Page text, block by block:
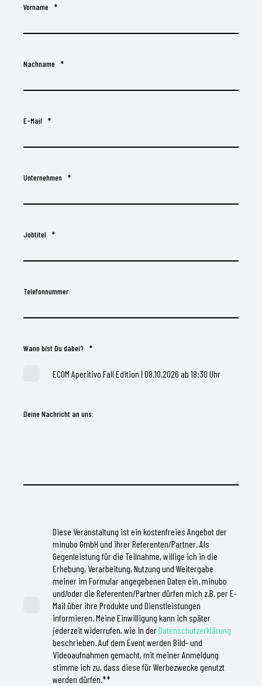
Vorname *
Nachname *
E-Mail *
Unternehmen *
Jobtitel *
Telefonnummer
Wann bist Du dabei? *
ECOM Aperitivo Fall Edition | 08.10.2026 ab 18:30 Uhr
Deine Nachricht an uns:
Diese Veranstaltung ist ein kostenfreies Angebot der
minubo GmbH und ihrer Referenten/Partner. Als
Gegenleistung für die Teilnahme, willige ich in die
Erhebung, Verarbeitung, Nutzung und Weitergabe
meiner im Formular angegebenen Daten ein. minubo
und/oder die Referenten/Partner dürfen mich z.B. per E-
Mail über ihre Produkte und Dienstleistungen
informieren. Meine Einwilligung kann ich später
jederzeit widerrufen, wie in derDatenschutzerklärung
beschrieben. Auf dem Event werden Bild- und
Videoaufnahmen gemacht, mit meiner Anmeldung
stimme ich zu, dass diese für Werbezwecke genutzt
werden dürfen.**